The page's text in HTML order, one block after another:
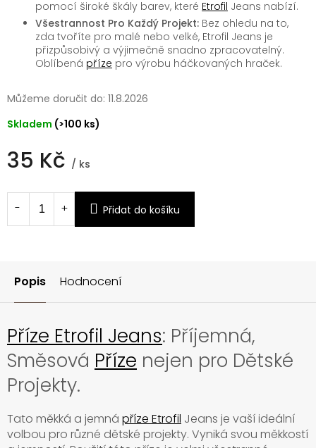
35 Kč / ks
cena:
Skladem (>100 ks)
Můžeme doručit do: 11.8.2026
Přidat do košíku
pomocí široké škály barev, které Etrofil Jeans nabízí.
Všestrannost Pro Každý Projekt: Bez ohledu na to,
zda tvoříte pro malé nebo velké, Etrofil Jeans je
přizpůsobivý a výjimečně snadno zpracovatelný.
Oblíbená příze pro výrobu háčkovaných hraček.
Popis Hodnocení
Příze Etrofil Jeans: Příjemná,
Směsová Příze nejen pro Dětské
Projekty.
Tato měkká a jemná příze Etrofil Jeans je vaší ideální
volbou pro různé dětské projekty. Vyniká svou měkkostí